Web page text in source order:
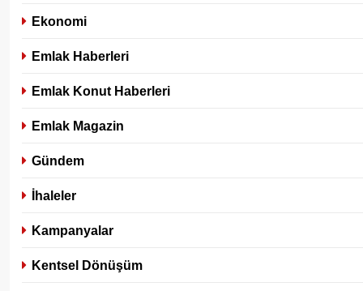
Ekonomi
Emlak Haberleri
Emlak Konut Haberleri
Emlak Magazin
Gündem
İhaleler
Kampanyalar
Kentsel Dönüşüm